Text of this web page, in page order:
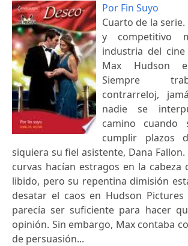
Por Fin Suyo
Cuarto de la
y competitivo
industria del
Max Hudson
Siempre
contrarreloj,
nadie se
camino cuando
cumplir plazos
siquiera su fiel asistente, Dana
curvas hacían estragos en la cabeza
libido, pero su repentina dimisión
desatar el caos en Hudson
parecía ser suficiente para hacer
opinión. Sin embargo, Max contaba
de persuasión...